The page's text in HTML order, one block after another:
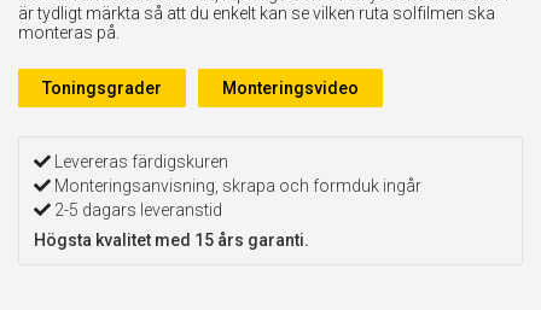
är tydligt märkta så att du enkelt kan se vilken ruta solfilmen ska
monteras på.
Toningsgrader Monteringsvideo
Levereras färdigskuren
Monteringsanvisning, skrapa och formduk ingår
2-5 dagars leveranstid
Högsta kvalitet med 15 års garanti.